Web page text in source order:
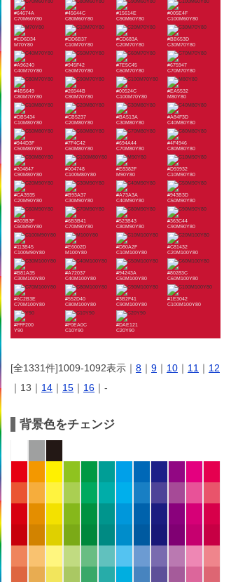
#64674A
C70M60Y80
#45644C
C80M60Y80
#15614E
C90M60Y80
#005E4F
C100M60Y80
#ED6D34
M70Y80
#DD6B37
C10M70Y80
#CD683A
C20M70Y80
#BB653D
C30M70Y80
#A96240
C40M70Y80
#945F42
C50M70Y80
#7E5C45
C60M70Y80
#675947
C70M70Y80
#4B5649
C80M70Y80
#26544B
C90M70Y80
#00524C
C100M70Y80
#EA5532
M80Y80
#DB5434
C10M80Y80
#CB5237
C20M80Y80
#BA513A
C30M80Y80
#A84F3D
C40M80Y80
#944D3F
C50M80Y80
#7F4C42
C60M80Y80
#694A44
C70M80Y80
#4F4946
C80M80Y80
#304847
C90M80Y80
#004748
C100M80Y80
#E8382F
M90Y80
#D93932
C10M90Y80
#CA3935
C20M90Y80
#B93A37
C30M90Y80
#A73A3A
C40M90Y80
#943B3D
C50M90Y80
#803B3F
C60M90Y80
#6B3B41
C70M90Y80
#523B43
C80M90Y80
#363C44
C90M90Y80
#113B45
C100M90Y80
#E6002D
M100Y80
#D80A2F
C10M100Y80
#C81432
C20M100Y80
#B81A35
C30M100Y80
#A72037
C40M100Y80
#94243A
C50M100Y80
#80283C
C60M100Y80
#6C2B3E
C70M100Y80
#552D40
C80M100Y80
#3B2F41
C90M100Y80
#1E3042
C100M100Y80
#FFF200
Y90
#F0EA0C
C10Y90
#DAE121
C20Y90
[全1331件]1009-1092表示｜ 8 ｜ 9 ｜ 10 ｜ 11 ｜ 12
｜13｜ 14 ｜ 15 ｜ 16 ｜-
背景色をチェンジ